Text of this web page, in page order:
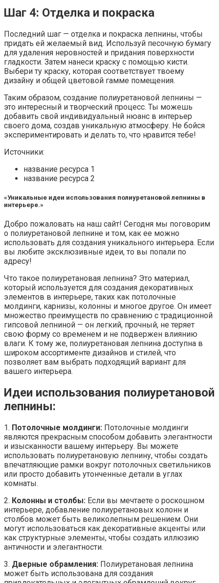
Шаг 4: Отделка и покраска
Последний шаг — отделка и покраска лепнины, чтобы
придать ей желаемый вид. Используй песочную бумагу
для удаления неровностей и придания поверхности
гладкости. Затем нанеси краску с помощью кисти.
Выбери ту краску, которая соответствует твоему
дизайну и общей цветовой гамме помещения.
Таким образом, создание полиуретановой лепнины —
это интересный и творческий процесс. Ты можешь
добавить свой индивидуальный нюанс в интерьер
своего дома, создав уникальную атмосферу. Не бойся
экспериментировать и делать то, что нравится тебе!
Источники:
название ресурса 1
название ресурса 2
«Уникальные идеи использования полиуретановой лепнины в
интерьере.»
Добро пожаловать на наш сайт! Сегодня мы поговорим
о полиуретановой лепнине и том, как ее можно
использовать для создания уникального интерьера. Если
вы любите эксклюзивные идеи, то вы попали по
адресу!
Что такое полиуретановая лепнина? Это материал,
который используется для создания декоративных
элементов в интерьере, таких как потолочные
молдинги, карнизы, колонны и многое другое. Он имеет
множество преимуществ по сравнению с традиционной
гипсовой лепниной — он легкий, прочный, не теряет
свою форму со временем и не подвержен влиянию
влаги. К тому же, полиуретановая лепнина доступна в
широком ассортименте дизайнов и стилей, что
позволяет вам выбрать подходящий вариант для
вашего интерьера.
Идеи использования полиуретановой
лепнины:
1. Потолочные молдинги: Потолочные молдинги
являются прекрасным способом добавить элегантности
и изысканности вашему интерьеру. Вы можете
использовать полиуретановую лепнину, чтобы создать
впечатляющие рамки вокруг потолочных светильников
или просто добавить утонченные детали в углах
комнаты.
2. Колонны и столбы: Если вы мечтаете о роскошном
интерьере, добавление полиуретановых колонн и
столбов может быть великолепным решением. Они
могут использоваться как декоративные акценты или
как структурные элементы, чтобы создать иллюзию
античности и элегантности.
3. Дверные обрамления: Полиуретановая лепнина
может быть использована для создания